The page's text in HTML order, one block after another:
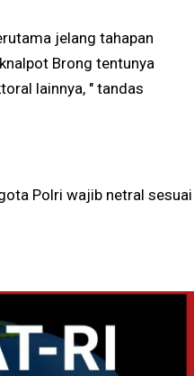
jelang tahapan
Brong tentunya
lainnya, " tandas
Polri wajib netral sesuai